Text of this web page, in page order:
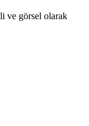
ve görsel olarak